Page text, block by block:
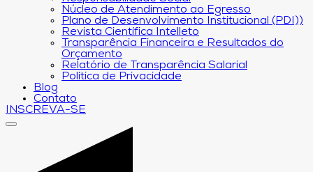
Núcleo de Atendimento ao Egresso
Plano de Desenvolvimento Institucional (PDI))
Revista Científica Intelleto
Transparência Financeira e Resultados do
Orçamento
Relatório de Transparência Salarial
Política de Privacidade
Blog
Contato
INSCREVA-SE